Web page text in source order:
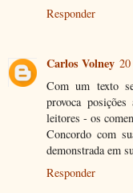
Responder
Carlos Volney
Com um texto
provoca
leitores - os
Concordo com
demonstrada em
Responder